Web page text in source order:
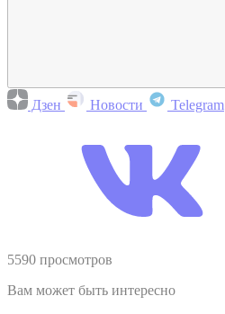
Дзен Новости Telegram
5590 просмотров
Вам может быть интересно